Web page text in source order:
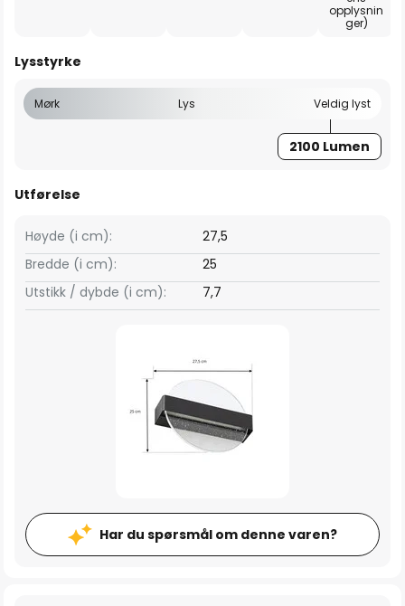
opplysnin
ger)
Lysstyrke
Mørk Lys Veldig lyst
2100 Lumen
Utførelse
Bredde (i cm): 25
Høyde (i cm): 27,5
Utstikk / dybde (i cm): 7,7
Har du spørsmål om denne varen?